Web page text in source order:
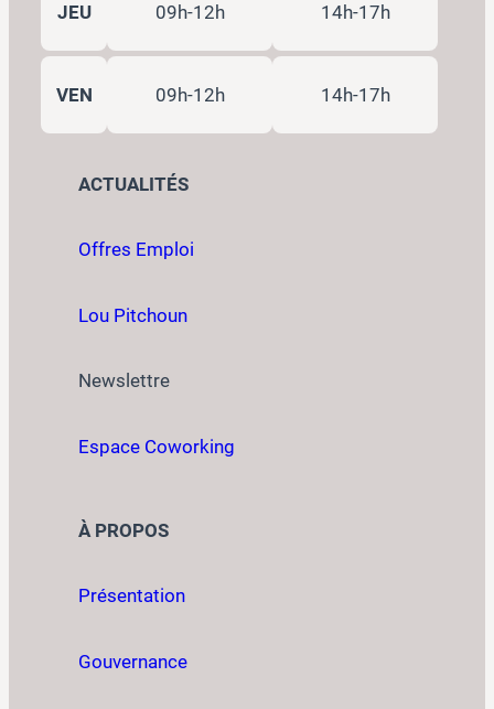
JEU 09h-12h 14h-17h
VEN 09h-12h 14h-17h
ACTUALITÉS
Offres Emploi
Lou Pitchoun
Newslettre
Espace Coworking
À PROPOS
Présentation
Gouvernance